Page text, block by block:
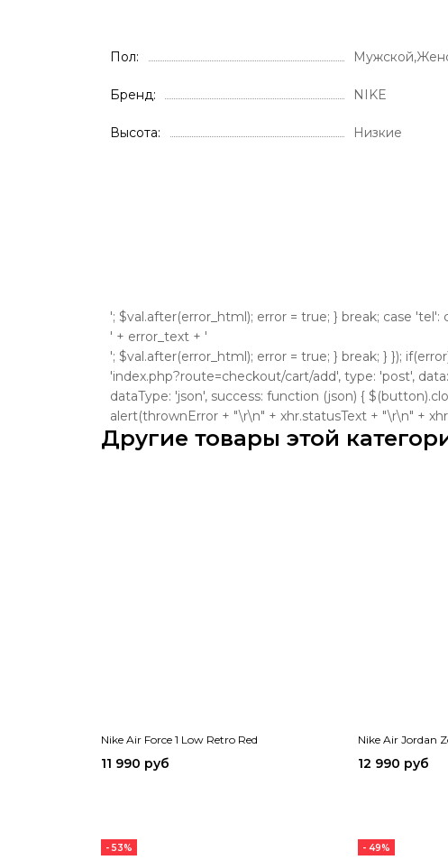
Пол
Бренд NIKE
Высота Низкие
'; $val.after(error_html); error = true; } break; case
' + error_text + '
'; $val.after(error_html); error = true; } break; } });
'index.php?route=checkout/cart/add', type: 'post',
dataType: 'json', success: function (json) {
alert(thrownError + "\r\n" + xhr.statusText + "\r\n" +
Другие товары этой
Nike Air Force 1 Low Retro Red
11 990 руб
Nike Air Jordan
12 990 руб
- 53% - 49%